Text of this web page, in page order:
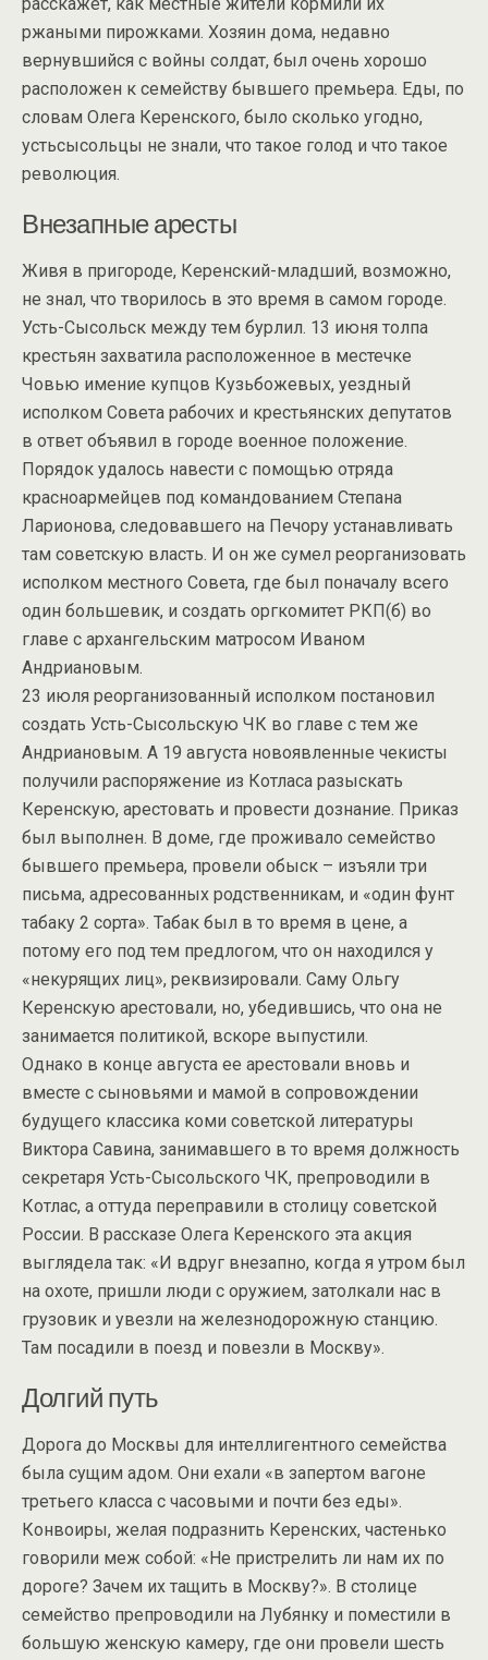
ржаными пирожками. Хозяин дома, недавно
вернувшийся с войны солдат, был очень хорошо
расположен к семейству бывшего премьера. Еды, по
словам Олега Керенского, было сколько угодно,
устьсысольцы не знали, что такое голод и что такое
революция.
Внезапные аресты
Живя в пригороде, Керенский-младший, возможно,
не знал, что творилось в это время в самом городе.
Усть-Сысольск между тем бурлил. 13 июня толпа
крестьян захватила расположенное в местечке
Човью имение купцов Кузьбожевых, уездный
исполком Совета рабочих и крестьянских депутатов
в ответ объявил в городе военное положение.
Порядок удалось навести с помощью отряда
красноармейцев под командованием Степана
Ларионова, следовавшего на Печору устанавливать
там советскую власть. И он же сумел реорганизовать
исполком местного Совета, где был поначалу всего
один большевик, и создать оргкомитет РКП(б) во
главе с архангельским матросом Иваном
Андриановым.
23 июля реорганизованный исполком постановил
создать Усть-Сысольскую ЧК во главе с тем же
Андриановым. А 19 августа новоявленные чекисты
получили распоряжение из Котласа разыскать
Керенскую, арестовать и провести дознание. Приказ
был выполнен. В доме, где проживало семейство
бывшего премьера, провели обыск – изъяли три
письма, адресованных родственникам, и «один фунт
табаку 2 сорта». Табак был в то время в цене, а
потому его под тем предлогом, что он находился у
«некурящих лиц», реквизировали. Саму Ольгу
Керенскую арестовали, но, убедившись, что она не
занимается политикой, вскоре выпустили.
Однако в конце августа ее арестовали вновь и
вместе с сыновьями и мамой в сопровождении
будущего классика коми советской литературы
Виктора Савина, занимавшего в то время должность
секретаря Усть-Сысольского ЧК, препроводили в
Котлас, а оттуда переправили в столицу советской
России. В рассказе Олега Керенского эта акция
выглядела так: «И вдруг внезапно, когда я утром был
на охоте, пришли люди с оружием, затолкали нас в
грузовик и увезли на железнодорожную станцию.
Там посадили в поезд и повезли в Москву».
Долгий путь
Дорога до Москвы для интеллигентного семейства
была сущим адом. Они ехали «в запертом вагоне
третьего класса с часовыми и почти без еды».
Конвоиры, желая подразнить Керенских, частенько
говорили меж собой: «Не пристрелить ли нам их по
дороге? Зачем их тащить в Москву?». В столице
семейство препроводили на Лубянку и поместили в
большую женскую камеру, где они провели шесть